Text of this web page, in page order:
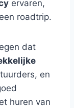
ervaren,
roadtrip.
dat
en
huren van